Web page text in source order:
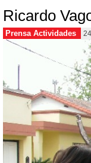
Ricardo
Prensa Actividades